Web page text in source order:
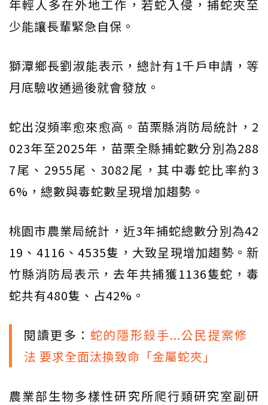
年輕人多在外地工作，若蛇入侵，捕蛇夾至
少能讓長輩緊急自保。
獅潭鄉長劉淑能表示，總計有1千戶申請，等
月底驗收通過後就會發放。
蛇出沒頻率愈來愈高。苗栗縣消防局統計，2
023年至2025年，苗栗全縣捕蛇數分別為288
7尾、2955尾、3082尾，其中毒蛇比率約3
6%，總數與毒蛇數呈現增加趨勢。
桃園市農業局統計，近3年捕蛇總數分別為42
19、4116、4535隻，大致呈現增加趨勢。新
竹縣消防局表示，去年共捕獲1136隻蛇，毒
蛇共有480隻、占42%。
閱讀更多： 蛇的隱形殺手...公民提案修
法 要求全面汰換致命「金屬蛇夾」
農業部生物多樣性研究所爬行類研究室副研